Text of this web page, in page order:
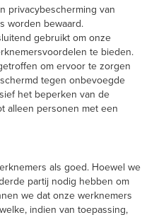
privacybescherming van
worden bewaard.
gebruikt om onze
te bieden.
om ervoor te zorgen
tegen onbevoegde
het beperken van de
alleen personen met een
als goed. Hoewel we
partij nodig hebben om
we dat onze werknemers
indien van toepassing,